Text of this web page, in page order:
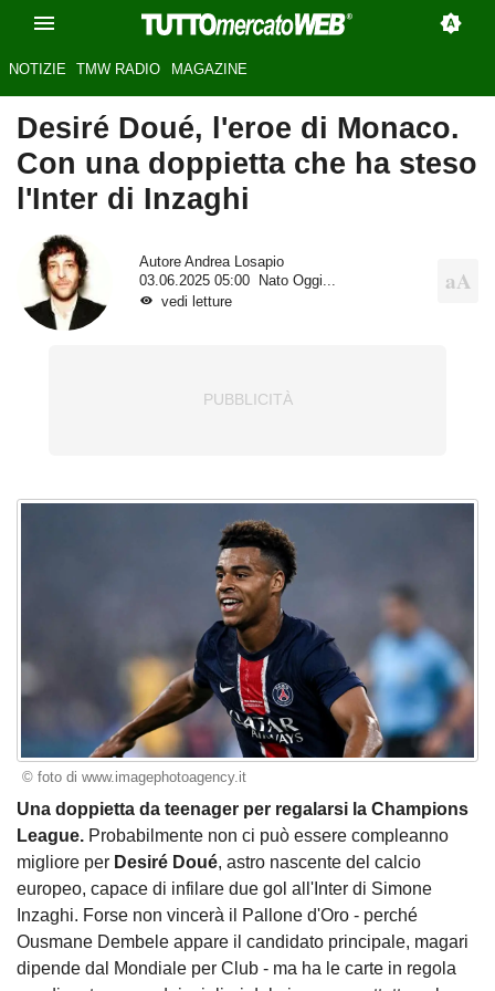
NOTIZIE TMW RADIO MAGAZINE
Desiré Doué, l'eroe di Monaco.
Con una doppietta che ha steso
l'Inter di Inzaghi
Autore Andrea Losapio
03.06.2025 05:00
Nato Oggi...
vedi letture
© foto di www.imagephotoagency.it
Una doppietta da teenager per regalarsi la Champions
League. Probabilmente non ci può essere compleanno
migliore per Desiré Doué, astro nascente del calcio
europeo, capace di infilare due gol all'Inter di Simone
Inzaghi. Forse non vincerà il Pallone d'Oro - perché
Ousmane Dembele appare il candidato principale, magari
dipende dal Mondiale per Club - ma ha le carte in regola